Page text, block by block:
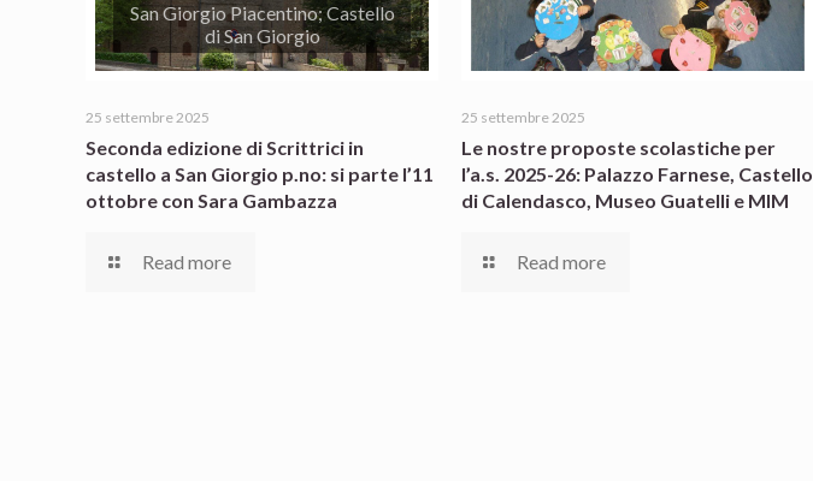
San Giorgio Piacentino; Castello
di San Giorgio
25 settembre 2025
Seconda edizione di Scrittrici in
castello a San Giorgio p.no: si parte l’11
ottobre con Sara Gambazza
Read more
25 settembre 2025
Le nostre proposte scolastiche per
l’a.s. 2025-26: Palazzo Farnese, Castello
di Calendasco, Museo Guatelli e MIM
Read more